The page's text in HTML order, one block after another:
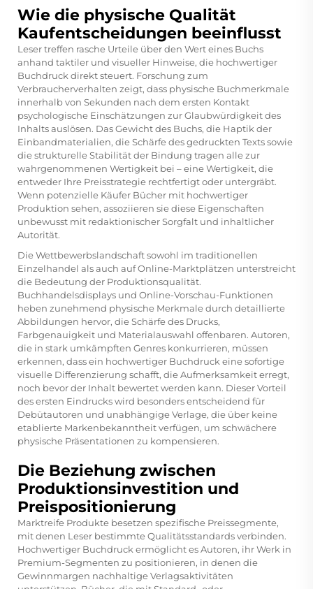
Wie die physische Qualität
Kaufentscheidungen beeinflusst
Leser treffen rasche Urteile über den Wert eines Buchs
anhand taktiler und visueller Hinweise, die hochwertiger
Buchdruck direkt steuert. Forschung zum
Verbraucherverhalten zeigt, dass physische Buchmerkmale
innerhalb von Sekunden nach dem ersten Kontakt
psychologische Einschätzungen zur Glaubwürdigkeit des
Inhalts auslösen. Das Gewicht des Buchs, die Haptik der
Einbandmaterialien, die Schärfe des gedruckten Texts sowie
die strukturelle Stabilität der Bindung tragen alle zur
wahrgenommenen Wertigkeit bei – eine Wertigkeit, die
entweder Ihre Preisstrategie rechtfertigt oder untergräbt.
Wenn potenzielle Käufer Bücher mit hochwertiger
Produktion sehen, assoziieren sie diese Eigenschaften
unbewusst mit redaktionischer Sorgfalt und inhaltlicher
Autorität.
Die Wettbewerbslandschaft sowohl im traditionellen
Einzelhandel als auch auf Online-Marktplätzen unterstreicht
die Bedeutung der Produktionsqualität.
Buchhandelsdisplays und Online-Vorschau-Funktionen
heben zunehmend physische Merkmale durch detaillierte
Abbildungen hervor, die Schärfe des Drucks,
Farbgenauigkeit und Materialauswahl offenbaren. Autoren,
die in stark umkämpften Genres konkurrieren, müssen
erkennen, dass ein hochwertiger Buchdruck eine sofortige
visuelle Differenzierung schafft, die Aufmerksamkeit erregt,
noch bevor der Inhalt bewertet werden kann. Dieser Vorteil
des ersten Eindrucks wird besonders entscheidend für
Debütautoren und unabhängige Verlage, die über keine
etablierte Markenbekanntheit verfügen, um schwächere
physische Präsentationen zu kompensieren.
Die Beziehung zwischen
Produktionsinvestition und
Preispositionierung
Marktreife Produkte besetzen spezifische Preissegmente,
mit denen Leser bestimmte Qualitätsstandards verbinden.
Hochwertiger Buchdruck ermöglicht es Autoren, ihr Werk in
Premium-Segmenten zu positionieren, in denen die
Gewinnmargen nachhaltige Verlagsaktivitäten